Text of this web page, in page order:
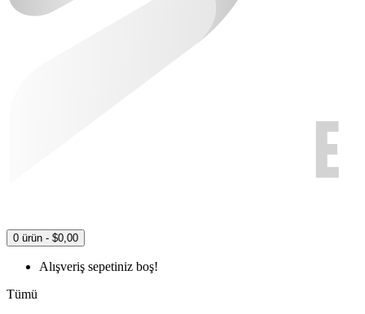
0 ürün - $0,00
Alışveriş sepetiniz boş!
Tümü